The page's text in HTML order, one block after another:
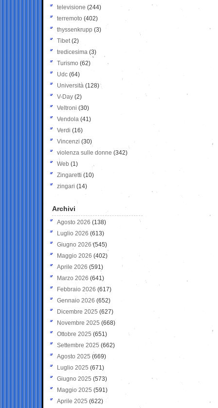
televisione(244)
terremoto (402)
thyssenkrupp (3)
Tibet(2)
tredicesima (3)
Turismo (62)
Udc (64)
Università (128)
V-Day (2)
Veltroni (30)
Vendola (41)
Verdi (16)
Vincenzi (30)
violenza sulle donne (342)
Web (1)
Zingaretti (10)
zingari (14)
Archivi
Agosto 2026 (138)
Luglio 2026 (613)
Giugno 2026 (545)
Maggio 2026 (402)
Aprile 2026 (591)
Marzo 2026 (641)
Febbraio 2026 (617)
Gennaio 2026 (652)
Dicembre 2025 (627)
Novembre 2025 (668)
Ottobre 2025 (651)
Settembre 2025 (662)
Agosto 2025 (669)
Luglio 2025 (671)
Giugno 2025 (573)
Maggio 2025 (591)
Aprile 2025 (622)